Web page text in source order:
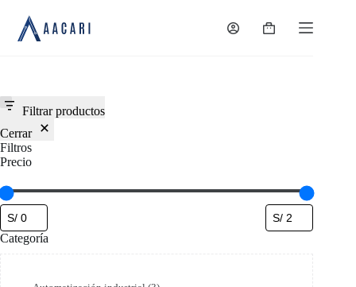
contenido
Carro
Filtrar productos
Cerrar
Filtros
Precio
Categoría
Categoría